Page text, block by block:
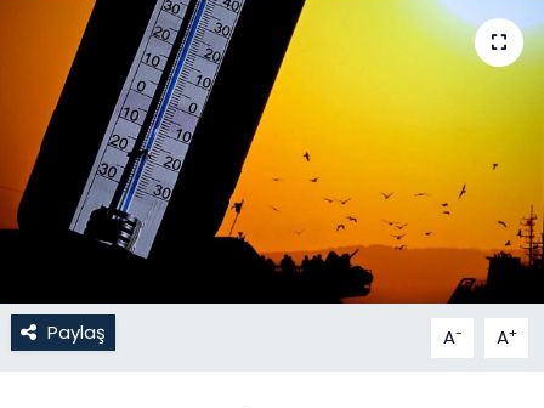
Paylaş A- A+
KKTC
KKTC YEREL SEÇİM 2018
Kültür Sanat
Magazin
Nöbetçi Eczaneler